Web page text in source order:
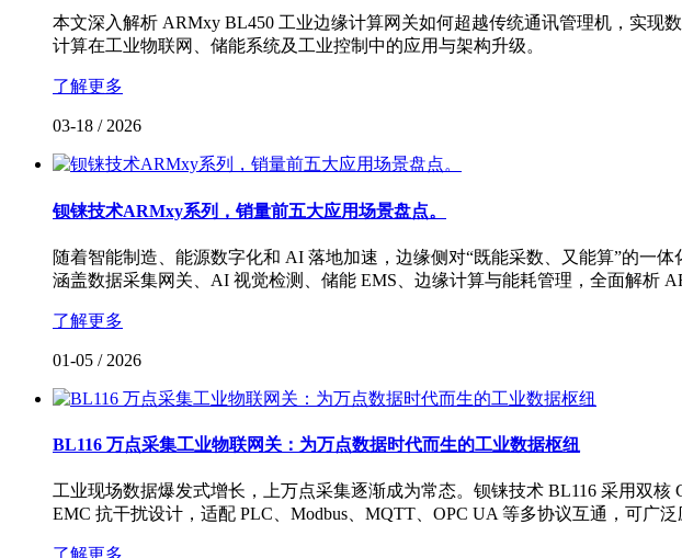
本文深入解析 ARMxy BL450 工业边缘计算网关如何超越传统通讯管理机，实现
计算在工业物联网、储能系统及工业控制中的应用与架构升级。
了解更多
03-18 / 2026
钡铼技术ARMxy系列，销量前五大应用场景盘点。
随着智能制造、能源数字化和 AI 落地加速，边缘侧对“既能采数、又能算”的一
涵盖数据采集网关、AI 视觉检测、储能 EMS、边缘计算与能耗管理，全面解析
了解更多
01-05 / 2026
BL116 万点采集工业物联网关：为万点数据时代而生的工业数据枢纽
工业现场数据爆发式增长，上万点采集逐渐成为常态。钡铼技术 BL116 采用双核
EMC 抗干扰设计，适配 PLC、Modbus、MQTT、OPC UA 等多协议互通，可广